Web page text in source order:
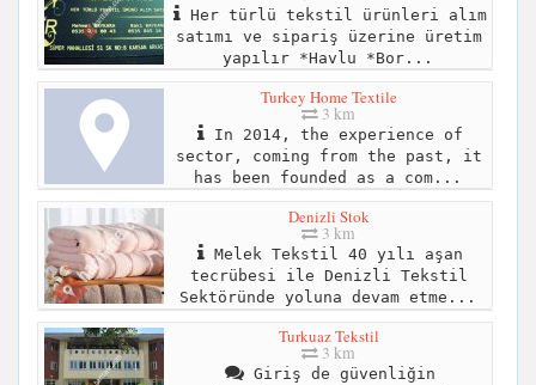
Her türlü tekstil ürünleri alım
satımı ve sipariş üzerine üretim
yapılır *Havlu *Bor...
Turkey Home Textile
3 km
In 2014, the experience of
sector, coming from the past, it
has been founded as a com...
Denizli Stok
3 km
Melek Tekstil 40 yılı aşan
tecrübesi ile Denizli Tekstil
Sektöründe yoluna devam etme...
Turkuaz Tekstil
3 km
Giriş de güvenliğin